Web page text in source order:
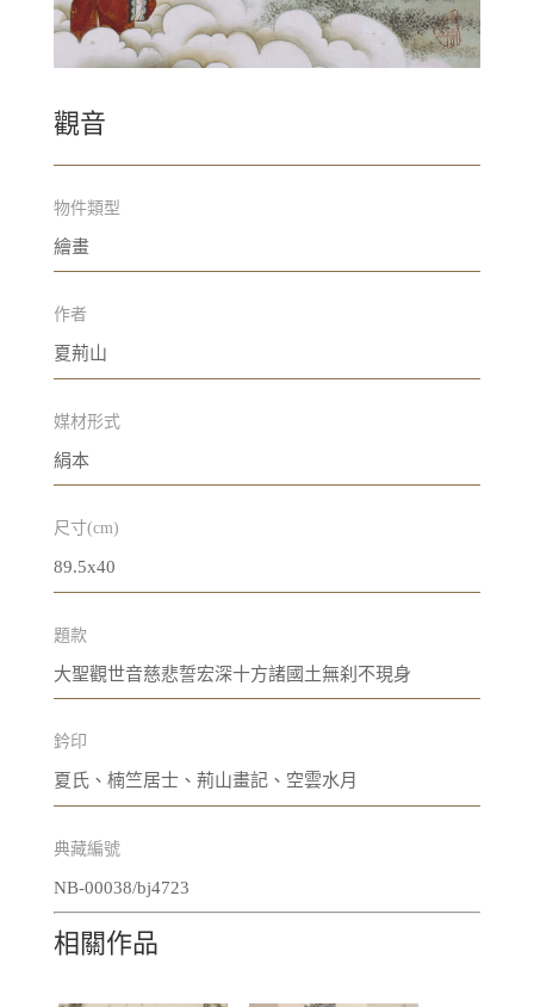
觀音
物件類型
繪畫
作者
夏荊山
媒材形式
絹本
尺寸(cm)
89.5x40
題款
大聖觀世音慈悲誓宏深十方諸國土無刹不現身
鈐印
夏氏、楠竺居士、荊山畫記、空雲水月
典藏編號
NB-00038/bj4723
相關作品